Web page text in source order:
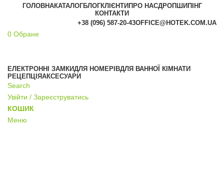
ГОЛОВНАКАТАЛОГБЛОГКЛІЄНТИ ПРО НАСДРОПШИПІНГ
КОНТАКТИ
+38 (096) 587-20-43OFFICE@HOTEK.COM.UA
0 Обране
ЕЛЕКТРОННІ ЗАМКИДЛЯ НОМЕРІВДЛЯ ВАННОЇ КІМНАТИ
РЕЦЕПЦІЯАКСЕСУАРИ
Search
Увійти / Зареєструватись
КОШИК
Меню